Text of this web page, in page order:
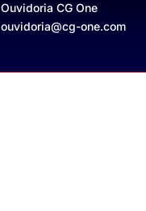
Ouvidoria CG One
ouvidoria@cg-one.com